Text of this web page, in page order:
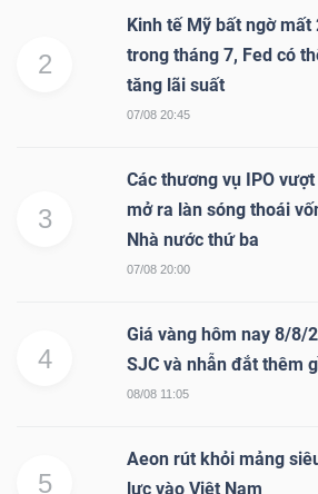
2
Kinh tế Mỹ bất ngờ mất
trong tháng 7, Fed có
tăng lãi suất
07/08 20:45
3
Các thương vụ IPO
mở ra làn sóng thoái
Nhà nước thứ ba
07/08 20:00
4
Giá vàng hôm nay 8/8/
SJC và nhẫn đắt thêm
08/08 11:05
5
Aeon rút khỏi mảng
lực vào Việt Nam